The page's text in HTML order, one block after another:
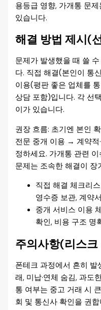
용등급 영향, 가개통 문
있습니다.
해결 방법 제시(
문제가 발생했을 때 쓸
다. 직접 해결(본인이 통
이용(평판 좋은 업체를
상담 포함)입니다. 각 선
이가 있습니다.
권장 흐름: 초기엔 본인
전문 중개 이용 → 계약적
정하세요. 가개통 관련
문제는 조속한 해결이 장
직접 해결 체크리
영수증 보관, 계약
중개 서비스 이용
확인, 비용 구조 명
주의사항(리스
폰테크 과정에서 흔히 발
래, 미납·연체 숨김, 과도
통 여부는 중고 거래 시
회 및 통신사 확인을 권합